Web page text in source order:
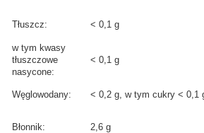
Tłuszcz: < 0,1 g
w tym kwasy
tłuszczowe
nasycone:
< 0,1 g
Węglowodany: < 0,2 g, w tym cukry < 0,1
Błonnik: 2,6 g